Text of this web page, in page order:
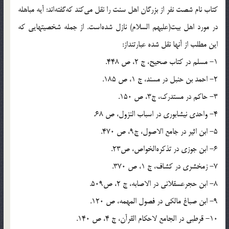
كتاب نام شصت نفر از بزرگان اهل سنت را نقل مى‌كند كه‌گفته‌اند: آيه مباهله
در مورد اهل بيت(عليهم السلام) نازل شده‌است. از جمله شخصيتهايى كه
اين مطلب از آنها نقل شده عبارتنداز:
1- مسلم در كتاب صحيح، ج 2، ص 448.
2- احمد بن حنبل در مسند، ج 1، ص 185.
3- حاكم در مستدرك، ج‌3، ص 150.
4- واحدى نيشابورى در اسباب النزول، ص 68.
5- ابن اثير در جامع الاصول، ج‌9، ص 470.
6- ابن جوزى در تذكره‌الخواص، ص‌23.
7- زمخشرى در كشاف، ج 1، ص 370.
8- ابن حجرعسقلانى در الاصابه، ج 2، ص‌509.
9- ابن صباغ مالكى در فصول المهمه، ص 120.
10- قرطبى در الجامع لاحكام القرآن، ج 4، ص 140.